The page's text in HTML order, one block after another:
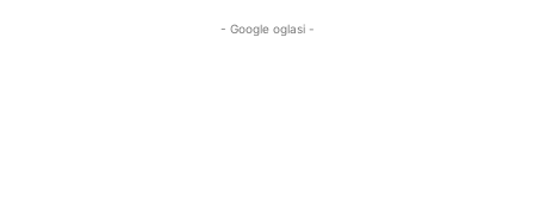
- Google oglasi -